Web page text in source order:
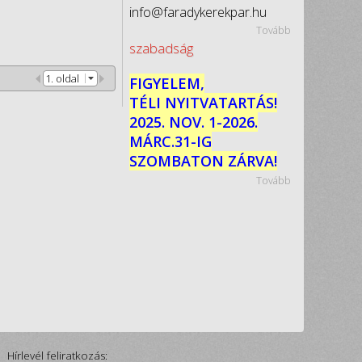
1. oldal
info@faradykerekpar.hu
Tovább
szabadság
FIGYELEM,
TÉLI NYITVATARTÁS!
2025. NOV. 1-2026.
MÁRC.31-IG
SZOMBATON ZÁRVA!
Tovább
Hírlevél feliratkozás: